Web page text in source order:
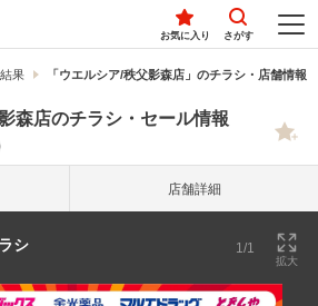
お気に入り さがす
果 「ウエルシア/秩父影森店」のチラシ・店舗情報
森店のチラシ・セール情報
店舗詳細
シ 1/1
拡大